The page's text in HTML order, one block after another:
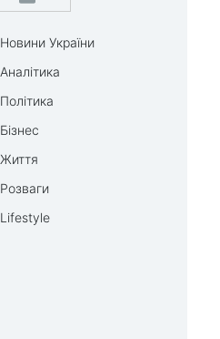
Новини України
Аналітика
Політика
Бізнес
Життя
Розваги
Lifestyle